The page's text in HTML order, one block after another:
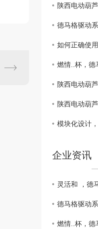
陕西电动葫芦
如何正确使
陕西电动葫
企业资讯